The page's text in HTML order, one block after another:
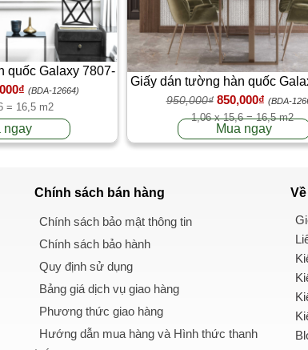
quốc Galaxy 7807-
(BDA-12664)
= 16,5 m2
ngay
Giấy dán tường hàn quốc
2
950,000₫ 850,000₫ (BDA-
1,06 x 15,6 = 16,5 m2
Mua ngay
Chính sách bán hàng
Chính sách bảo mật thông tin
Chính sách bảo hành
Quy định sử dụng
Bảng giá dịch vụ giao hàng
Phương thức giao hàng
Hướng dẫn mua hàng và Hình thức thanh